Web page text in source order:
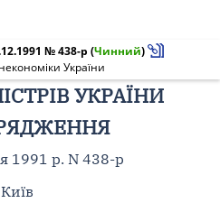
№ 438-р (Чинний)
України
УКРАЇНИ
1991 р. N 438-р
Київ